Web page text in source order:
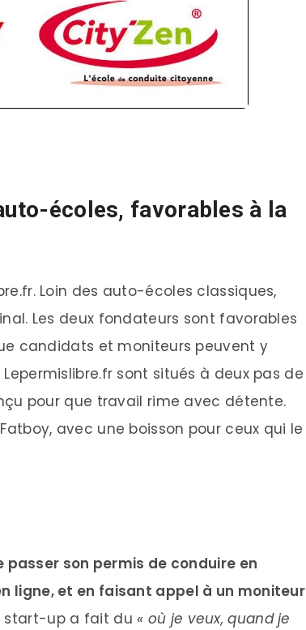
écoles, favorables à la
Loin des auto-écoles classiques,
Les deux fondateurs sont favorables
candidats et moniteurs peuvent y
sont situés à deux pas de
pour que travail rime avec détente.
avec une boisson pour ceux qui le
son permis de conduire en
ligne, et en faisant appel à un moniteur
start-up a fait du « où je veux, quand je